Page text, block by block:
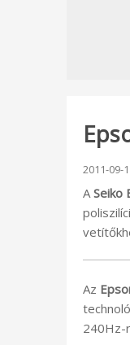
Beküldve:
2011-09-
A Seiko
Az
240Hz-